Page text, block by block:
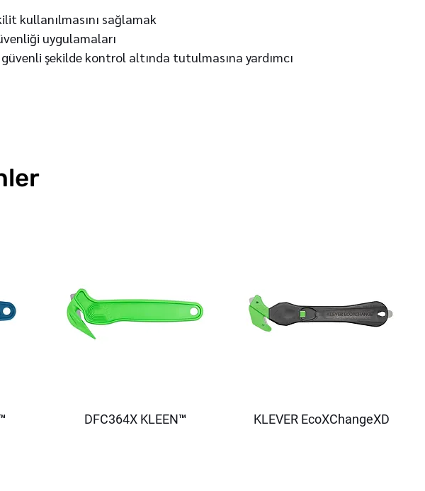
kullanılmasını sağlamak
uygulamaları
güvenli şekilde kontrol altında tutulmasına yardımcı
DFC364X KLEEN™ KLEVER EcoXChangeXD